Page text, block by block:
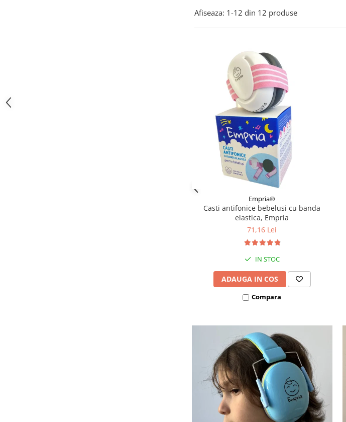
Afiseaza: 1-12 din 12 produse
Empria®
Casti antifonice bebelusi cu banda
elastica, Empria
71,16 Lei
IN STOC
ADAUGA IN COS
Compara